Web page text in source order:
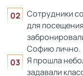
Сотрудники
для
Софию лично.
Я прошла
задавали